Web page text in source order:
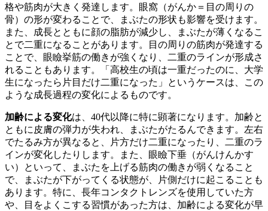
格や筋肉が大きく発達します。眼窩（がんか＝目の周りの
骨）の形が変わることで、まぶたの形状も影響を受けます。
また、成長とともに顔の脂肪が減少し、まぶたが薄くなるこ
とで二重になることがあります。目の周りの筋肉が発達する
ことで、眼瞼挙筋の働きが強くなり、二重のラインが形成さ
れることもあります。「高校生の頃は一重だったのに、大学
生になったら片目だけ二重になった」というケースは、この
ような成長過程の変化によるものです。
加齢による変化は、40代以降に特に顕著になります。加齢と
ともに皮膚の弾力が失われ、まぶたがたるんできます。左右
でたるみ方が異なると、片方だけ二重になったり、二重のラ
インが変化したりします。また、眼瞼下垂（がんけんかす
い）といって、まぶたを上げる筋肉の働きが弱くなること
で、まぶたが下がってくる状態が、片側だけに起こることも
あります。特に、長年コンタクトレンズを使用していた方
や、目をよくこする習慣があった方は、加齢による変化が早